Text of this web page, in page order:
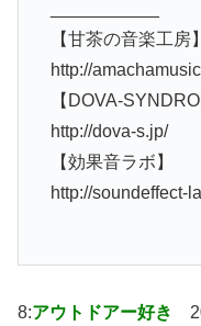
【甘茶の音楽工房】
http://
【DOVA-
http://dova-s.jp/
【効果音ラボ】
http://soundeffect-
8:アウトドアー好き